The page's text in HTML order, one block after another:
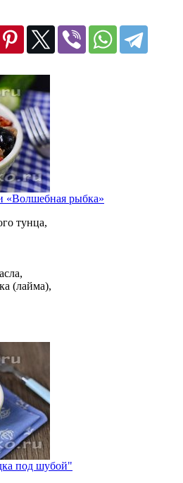
«Волшебная рыбка»
тунца,
(лайма),
под шубой"